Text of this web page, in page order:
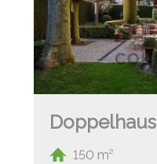
Doppelhaus
150 m²